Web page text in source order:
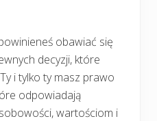
obawiać się
decyzji, które
i tylko ty masz prawo
odpowiadają
wartościom i